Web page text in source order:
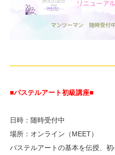
■パステルアート初級講座■
日時：随時受付中
場所：オンライン（MEET）
パステルアートの基本を伝授、